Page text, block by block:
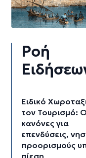
Ροή
Ειδικό
τον Τουρισμό:
κανόνες για
επενδύσεις,
προορισμούς